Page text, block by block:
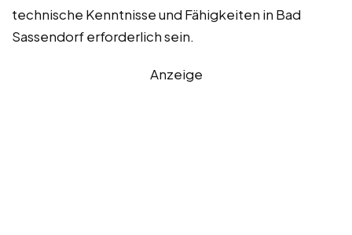
technische Kenntnisse und Fähigkeiten in Bad
Sassendorf erforderlich sein.
Anzeige